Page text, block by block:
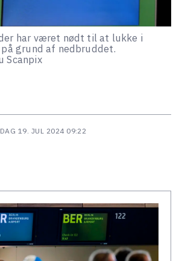
har været nødt til at lukke i
grund af nedbruddet.
Scanpix
19. JUL 2024 09:22